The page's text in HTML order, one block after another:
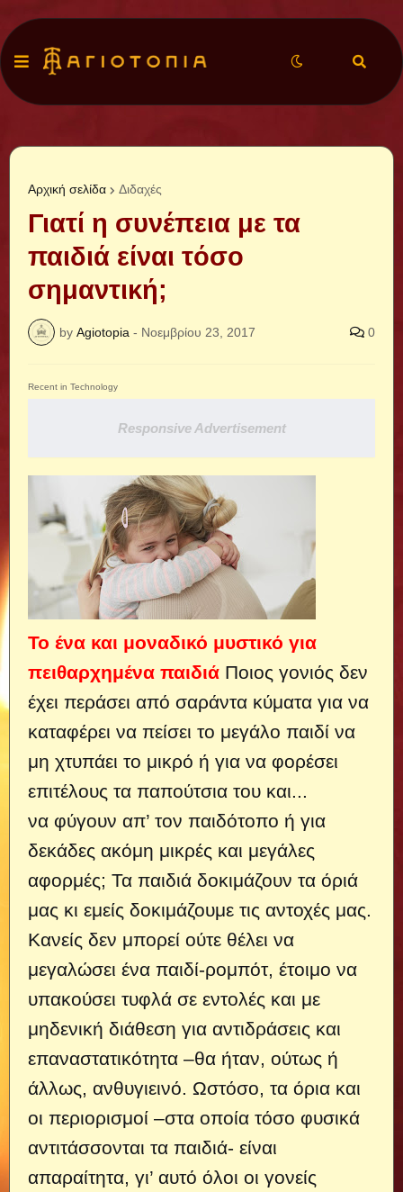
Αρχική σελίδα Διδαχές
Γιατί η συνέπεια με τα
παιδιά είναι τόσο
σημαντική;
by Agiotopia - Νοεμβρίου 23, 2017 0
Recent in Technology
Responsive Advertisement
Το ένα και μοναδικό μυστικό για
πειθαρχημένα παιδιά Ποιος γονιός δεν
έχει περάσει από σαράντα κύματα για να
καταφέρει να πείσει το μεγάλο παιδί να
μη χτυπάει το μικρό ή για να φορέσει
επιτέλους τα παπούτσια του και...
να φύγουν απ’ τον παιδότοπο ή για
δεκάδες ακόμη μικρές και μεγάλες
αφορμές; Τα παιδιά δοκιμάζουν τα όριά
μας κι εμείς δοκιμάζουμε τις αντοχές μας.
Κανείς δεν μπορεί ούτε θέλει να
μεγαλώσει ένα παιδί-ρομπότ, έτοιμο να
υπακούσει τυφλά σε εντολές και με
μηδενική διάθεση για αντιδράσεις και
επαναστατικότητα –θα ήταν, ούτως ή
άλλως, ανθυγιεινό. Ωστόσο, τα όρια και
οι περιορισμοί –στα οποία τόσο φυσικά
αντιτάσσονται τα παιδιά- είναι
απαραίτητα, γι’ αυτό όλοι οι γονείς